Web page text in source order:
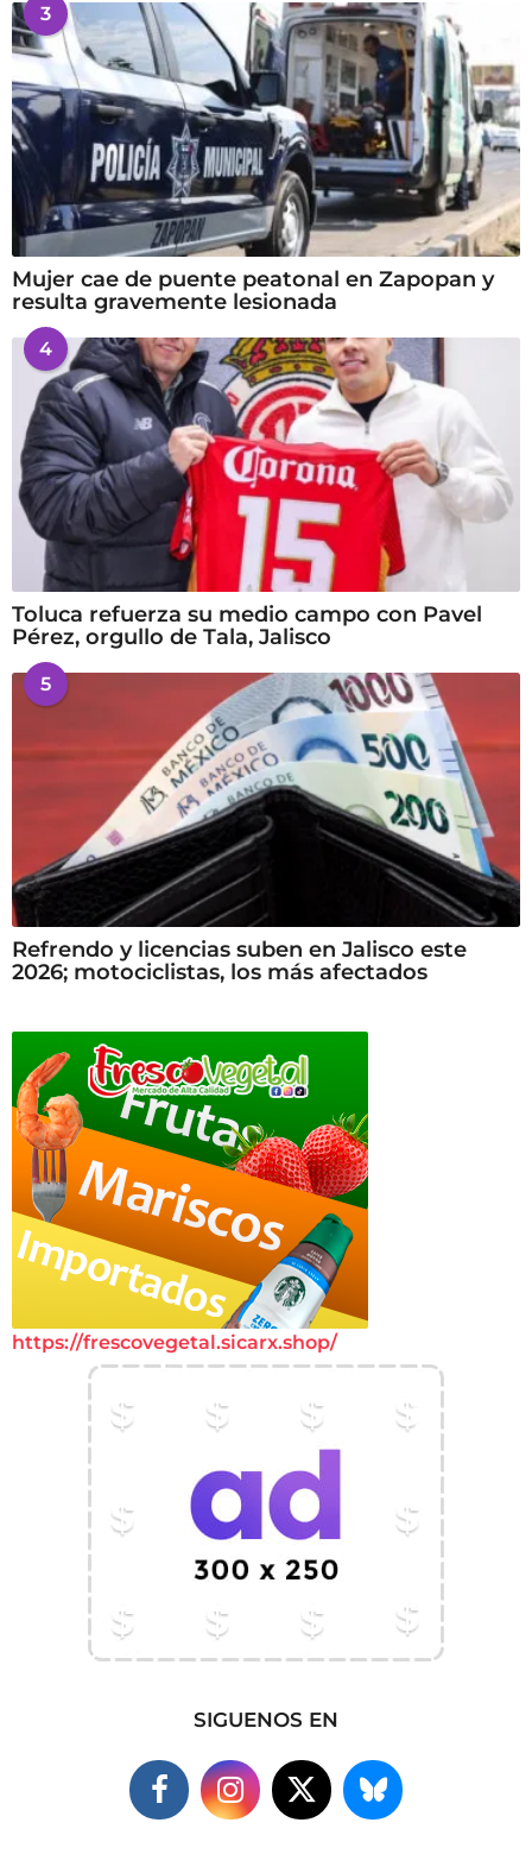
3
Mujer cae de puente peatonal en Zapopan y
resulta gravemente lesionada
4
Toluca refuerza su medio campo con Pavel
Pérez, orgullo de Tala, Jalisco
5
Refrendo y licencias suben en Jalisco este
2026; motociclistas, los más afectados
https://frescovegetal.sicarx.shop/
SIGUENOS EN